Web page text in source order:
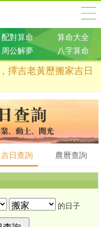
配對算命
算命大全
周公解夢 八字算命
擇吉老黃歷搬家吉日
吉日查詢 農曆查詢
的日子